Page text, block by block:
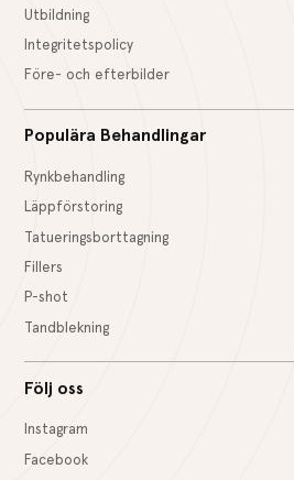
Utbildning
Integritetspolicy
Före- och efterbilder
Populära Behandlingar
Rynkbehandling
Läppförstoring
Tatueringsborttagning
Fillers
P-shot
Tandblekning
Följ oss
Instagram
Facebook